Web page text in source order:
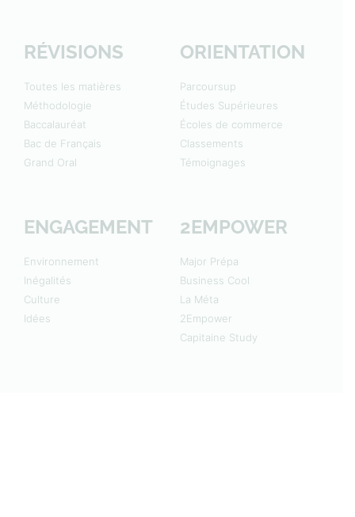
RÉVISIONS
Toutes les matières
Méthodologie
Baccalauréat
Bac de Français
Grand Oral
ORIENTATION
Parcoursup
Études Supérieures
Écoles de commerce
Classements
Témoignages
ENGAGEMENT
Environnement
Inégalités
Culture
Idées
2EMPOWER
Major Prépa
Business Cool
La Méta
2Empower
Capitaine Study